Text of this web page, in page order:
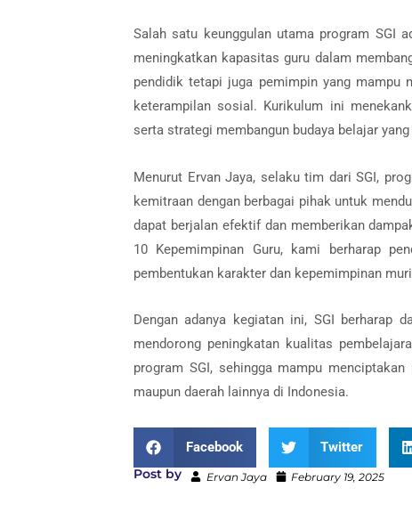
Salah satu keunggulan utama program SGI
meningkatkan kapasitas guru dalam
pendidik tetapi juga pemimpin yang mampu
keterampilan sosial. Kurikulum ini
serta strategi membangun budaya belajar
Menurut Ervan Jaya, selaku tim dari SGI,
kemitraan dengan berbagai pihak untuk
dapat berjalan efektif dan memberikan
10 Kepemimpinan Guru, kami berharap
pembentukan karakter dan kepemimpinan
Dengan adanya kegiatan ini, SGI berharap
mendorong peningkatan kualitas
program SGI, sehingga mampu
maupun daerah lainnya di Indonesia.
Facebook Twitter
Post by
Ervan Jaya February 19, 2025